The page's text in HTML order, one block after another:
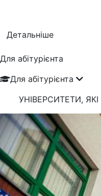
Детальніше
Для абітурієнта
Для абітурієнта
УНІВЕРСИТЕТИ, ЯКІ